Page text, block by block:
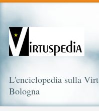
L'enciclopedia sulla
Bologna